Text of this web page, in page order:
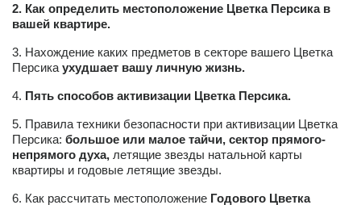
2. Как определить местоположение Цветка Персика в
вашей квартире.
3. Нахождение каких предметов в секторе вашего Цветка
Персика ухудшает вашу личную жизнь.
4. Пять способов активизации Цветка Персика.
5. Правила техники безопасности при активизации Цветка
Персика: большое или малое тайчи, сектор прямого-
непрямого духа, летящие звезды натальной карты
квартиры и годовые летящие звезды.
6. Как рассчитать местоположение Годового Цветка